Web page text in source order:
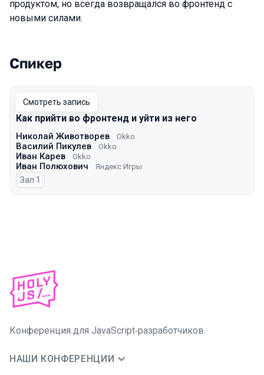
продуктом, но всегда возвращался во фронтенд с
новыми силами.
Выступления в сезоне 2023 Autumn
Спикер
Смотреть запись
Как прийти во фронтенд и уйти из него
Николай Животворев Okko
Василий Пикулев Okko
Иван Карев Okko
Иван Полюхович Яндекс Игры
Зал 1
Конференция для JavaScript‑разработчиков
НАШИ КОНФЕРЕНЦИИ